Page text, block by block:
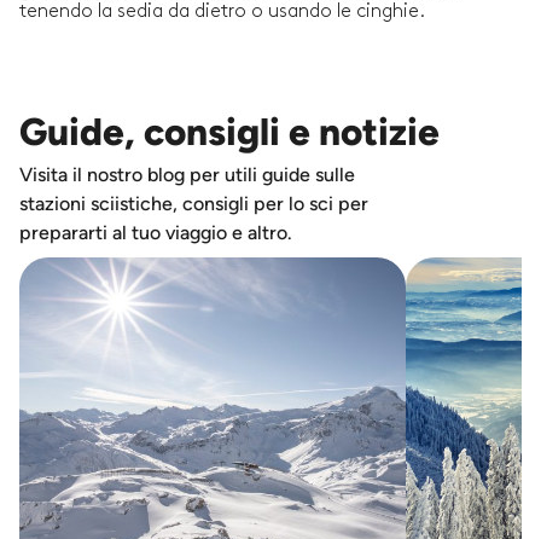
tenendo la sedia da dietro o usando le cinghie.
Guide, consigli e notizie
Visita il nostro blog per utili guide sulle
stazioni sciistiche, consigli per lo sci per
prepararti al tuo viaggio e altro.